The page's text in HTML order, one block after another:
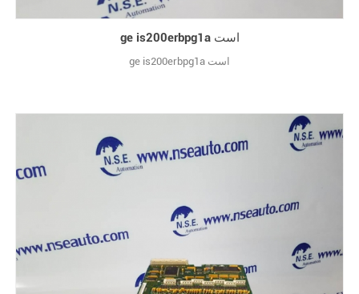
ge is200erbpg1a است
ge is200erbpg1a است